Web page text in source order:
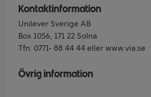
Kontaktinformation
Unilever Sverige AB
Box 1056, 171 22 Solna
Tfn: 0771- 88 44 44 eller www.via.se
Övrig information